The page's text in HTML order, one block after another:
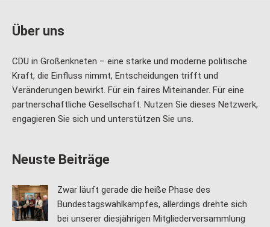
Über uns
CDU in Großenkneten – eine starke und moderne politische
Kraft, die Einfluss nimmt, Entscheidungen trifft und
Veränderungen bewirkt. Für ein faires Miteinander. Für eine
partnerschaftliche Gesellschaft. Nutzen Sie dieses Netzwerk,
engagieren Sie sich und unterstützen Sie uns.
Neuste Beiträge
Zwar läuft gerade die heiße Phase des
Bundestagswahlkampfes, allerdings drehte sich
bei unserer diesjährigen Mitgliederversammlung